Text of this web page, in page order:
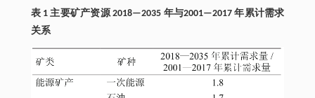
表 1 主要矿产资源 2018—2035 年与2001—2017 年累计需求
关系